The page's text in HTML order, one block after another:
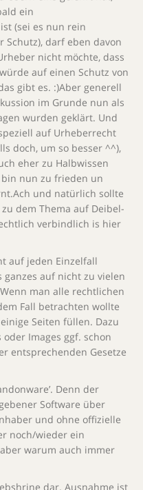
ein
(sei es nun rein
darf eben davon
nicht möchte, dass
auf einen Schutz von
gibt es. :)Aber generell
im Grunde nun als
wurden geklärt. Und
auf Urheberrecht
doch, um so besser ^^),
eher zu Halbwissen
nun zu frieden un
und natürlich sollte
dem Thema auf Deibel-
verbindlich is hier
auf jeden Einzelfall
ganzes auf nicht zu vielen
man alle rechtlichen
Fall betrachten wollte
Seiten füllen. Dazu
oder Images ggf. schon
entsprechenden Gesetze
Denn der
Software über
und ohne offizielle
noch/wieder ein
warum auch immer
dar. Ausnahme ist